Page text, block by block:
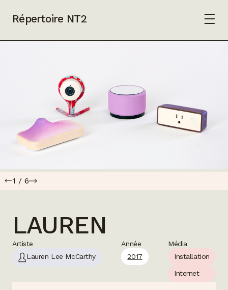
Répertoire NT2
1 / 6
LAUREN
Artiste
Lauren Lee McCarthy
Année
2017
Média
Installation
Internet